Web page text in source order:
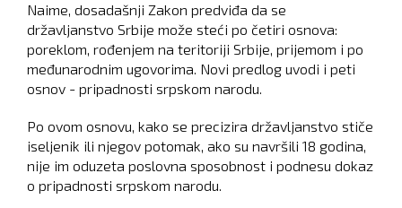
Naime, dosadašnji Zakon predviđa da se
državljanstvo Srbije može steći po četiri osnova:
poreklom, rođenjem na teritoriji Srbije, prijemom i po
međunarodnim ugovorima. Novi predlog uvodi i peti
osnov - pripadnosti srpskom narodu.
Po ovom osnovu, kako se precizira državljanstvo stiče
iseljenik ili njegov potomak, ako su navršili 18 godina,
nije im oduzeta poslovna sposobnost i podnesu dokaz
o pripadnosti srpskom narodu.